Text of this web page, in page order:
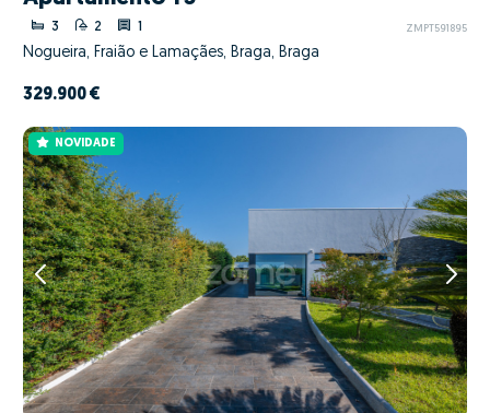
3 2 1 ZMPT591895
Nogueira, Fraião e Lamaçães, Braga, Braga
329.900 €
NOVIDADE